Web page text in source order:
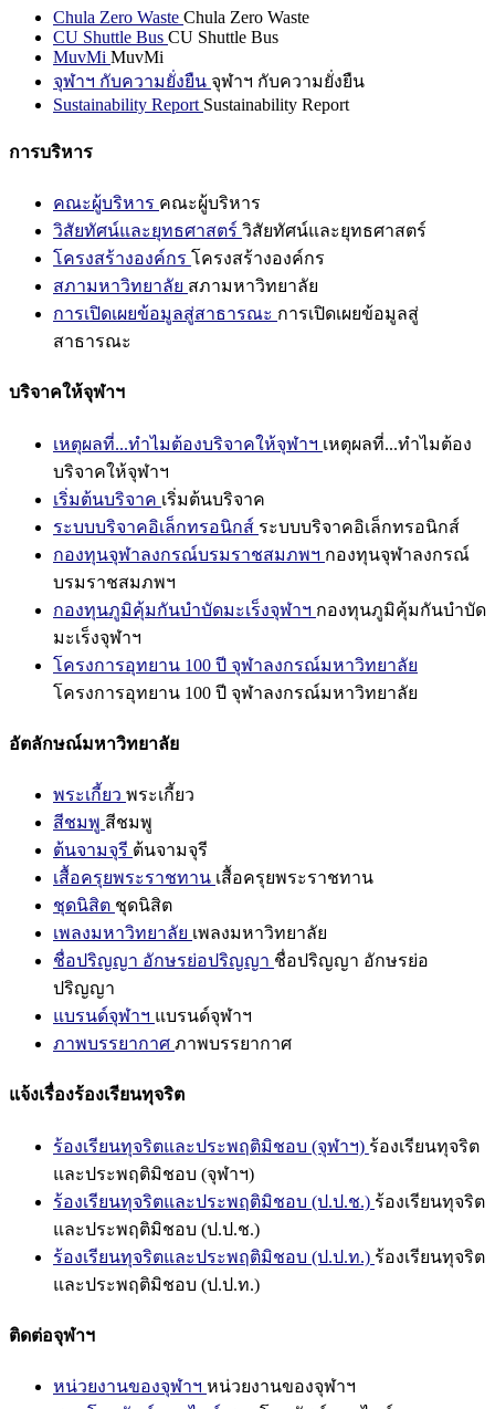
Chula Zero Waste Chula Zero Waste
CU Shuttle Bus CU Shuttle Bus
MuvMi MuvMi
จุฬาฯ กับความยั่งยืน จุฬาฯ กับความยั่งยืน
Sustainability Report Sustainability Report
การบริหาร
คณะผู้บริหาร คณะผู้บริหาร
วิสัยทัศน์และยุทธศาสตร์ วิสัยทัศน์และยุทธศาสตร์
โครงสร้างองค์กร โครงสร้างองค์กร
สภามหาวิทยาลัย สภามหาวิทยาลัย
การเปิดเผยข้อมูลสู่สาธารณะ การเปิดเผยข้อมูลสู่
สาธารณะ
บริจาคให้จุฬาฯ
เหตุผลที่...ทำไมต้องบริจาคให้จุฬาฯ เหตุผลที่...ทำไมต้อง
บริจาคให้จุฬาฯ
เริ่มต้นบริจาค เริ่มต้นบริจาค
ระบบบริจาคอิเล็กทรอนิกส์ ระบบบริจาคอิเล็กทรอนิกส์
กองทุนจุฬาลงกรณ์บรมราชสมภพฯ กองทุนจุฬาลงกรณ์
บรมราชสมภพฯ
กองทุนภูมิคุ้มกันบำบัดมะเร็งจุฬาฯ กองทุนภูมิคุ้มกันบำบัด
มะเร็งจุฬาฯ
โครงการอุทยาน 100 ปี จุฬาลงกรณ์มหาวิทยาลัย
โครงการอุทยาน 100 ปี จุฬาลงกรณ์มหาวิทยาลัย
อัตลักษณ์มหาวิทยาลัย
พระเกี้ยว พระเกี้ยว
สีชมพู สีชมพู
ต้นจามจุรี ต้นจามจุรี
เสื้อครุยพระราชทาน เสื้อครุยพระราชทาน
ชุดนิสิต ชุดนิสิต
เพลงมหาวิทยาลัย เพลงมหาวิทยาลัย
ชื่อปริญญา อักษรย่อปริญญา ชื่อปริญญา อักษรย่อ
ปริญญา
แบรนด์จุฬาฯ แบรนด์จุฬาฯ
ภาพบรรยากาศ ภาพบรรยากาศ
แจ้งเรื่องร้องเรียนทุจริต
ร้องเรียนทุจริตและประพฤติมิชอบ (จุฬาฯ) ร้องเรียนทุจริต
และประพฤติมิชอบ (จุฬาฯ)
ร้องเรียนทุจริตและประพฤติมิชอบ (ป.ป.ช.) ร้องเรียนทุจริต
และประพฤติมิชอบ (ป.ป.ช.)
ร้องเรียนทุจริตและประพฤติมิชอบ (ป.ป.ท.) ร้องเรียนทุจริต
และประพฤติมิชอบ (ป.ป.ท.)
ติดต่อจุฬาฯ
หน่วยงานของจุฬาฯ หน่วยงานของจุฬาฯ